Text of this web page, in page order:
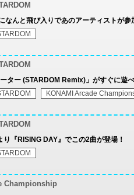
なんと飛び入りであのアーティストが参
ーター (STARDOM Remix)」がすぐに遊
KONAMI Arcade
『RISING DAY』でこの2曲が登場！
Championship